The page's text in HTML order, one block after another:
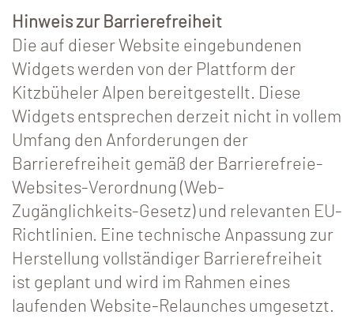
Hinweis zur Barrierefreiheit
Die auf dieser Website eingebundenen
Widgets werden von der Plattform der
Kitzbüheler Alpen bereitgestellt. Diese
Widgets entsprechen derzeit nicht in vollem
Umfang den Anforderungen der
Barrierefreiheit gemäß der Barrierefreie-
Websites-Verordnung (Web-
Zugänglichkeits-Gesetz) und relevanten EU-
Richtlinien. Eine technische Anpassung zur
Herstellung vollständiger Barrierefreiheit
ist geplant und wird im Rahmen eines
laufenden Website-Relaunches umgesetzt.